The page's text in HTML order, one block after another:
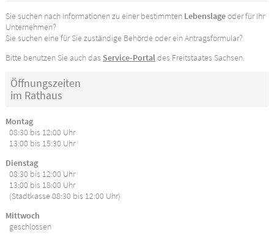
Sie suchen nach Informationen zu einer bestimmten Lebenslageoder für Ihr
Unternehmen?
Sie suchen eine für Sie zuständige Behörde oder ein Antragsformular?
Bitte benutzen Sie auch das Service-Portaldes Freitstaates Sachsen.
Öffnungszeiten
im Rathaus
Montag
08:30 bis 12:00 Uhr
13:00 bis 15:30 Uhr
Dienstag
08:30 bis 12:00 Uhr
13:00 bis 18:00 Uhr
(Stadtkasse 08:30 bis 12:00 Uhr)
Mittwoch
geschlossen